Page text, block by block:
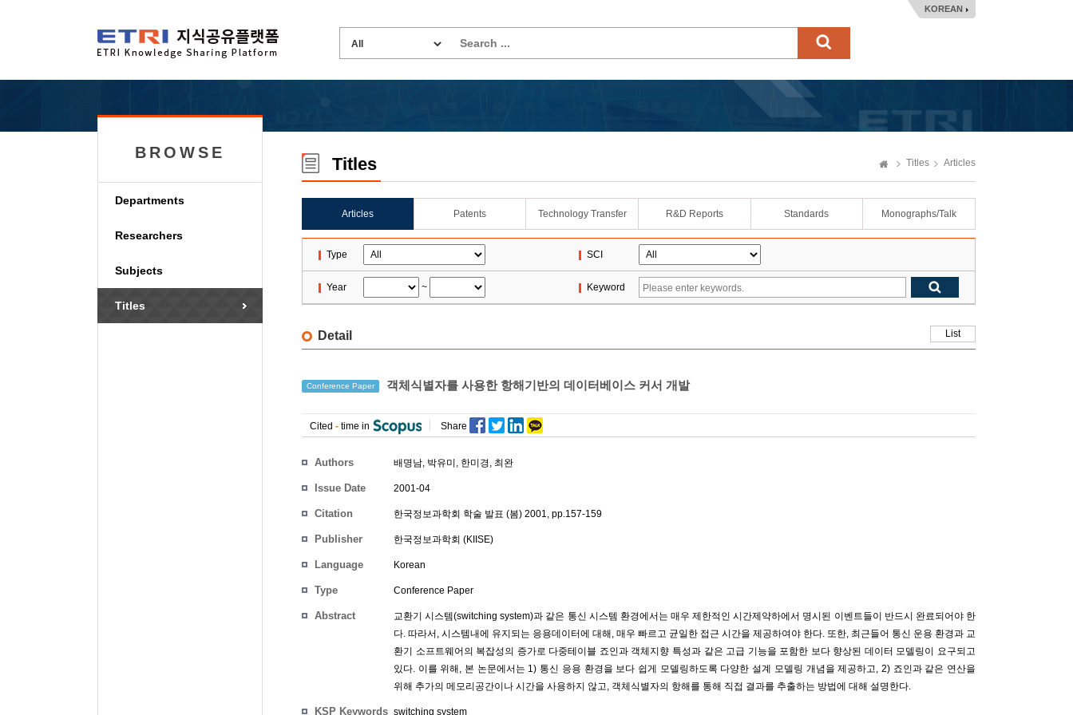
KOREAN
BROWSE
Departments
Researchers
Subjects
Titles
Titles Titles Articles
Articles Patents Technology Transfer R&D Reports Standards Monographs/Talk
Type SCI
Year ~ Keyword
Detail List
Conference Paper 객체식별자를 사용한 항해기반의 데이터베이스 커서 개발
Cited - time in Share
Authors 배명남, 박유미 , 한미경, 최완
Issue Date 2001-04
Citation 한국정보과학회 학술 발표 (봄) 2001, pp.157-159
Publisher 한국정보과학회 (KIISE)
Language Korean
Type Conference Paper
Abstract
교환기 시스템(switching system)과 같은 통신 시스템 환경에서는 매우 제한적인 시간제약하에서 명시된 이벤트들이 반드시 완료되어야 한
다. 따라서, 시스템내에 유지되는 응용데이터에 대해, 매우 빠르고 균일한 접근 시간을 제공하여야 한다. 또한, 최근들어 통신 운용 환경과 교
환기 소프트웨어의 복잡성의 증가로 다중테이블 죠인과 객체지향 특성과 같은 고급 기능을 포함한 보다 향상된 데이터 모델링이 요구되고
있다. 이를 위해, 본 논문에서는 1) 통신 응용 환경을 보다 쉽게 모델링하도록 다양한 설계 모델링 개념을 제공하고, 2) 죠인과 같은 연산을
위해 추가의 메모리공간이나 시간을 사용하지 않고, 객체식별자의 항해를 통해 직접 결과를 추출하는 방법에 대해 설명한다.
KSP Keywords switching system